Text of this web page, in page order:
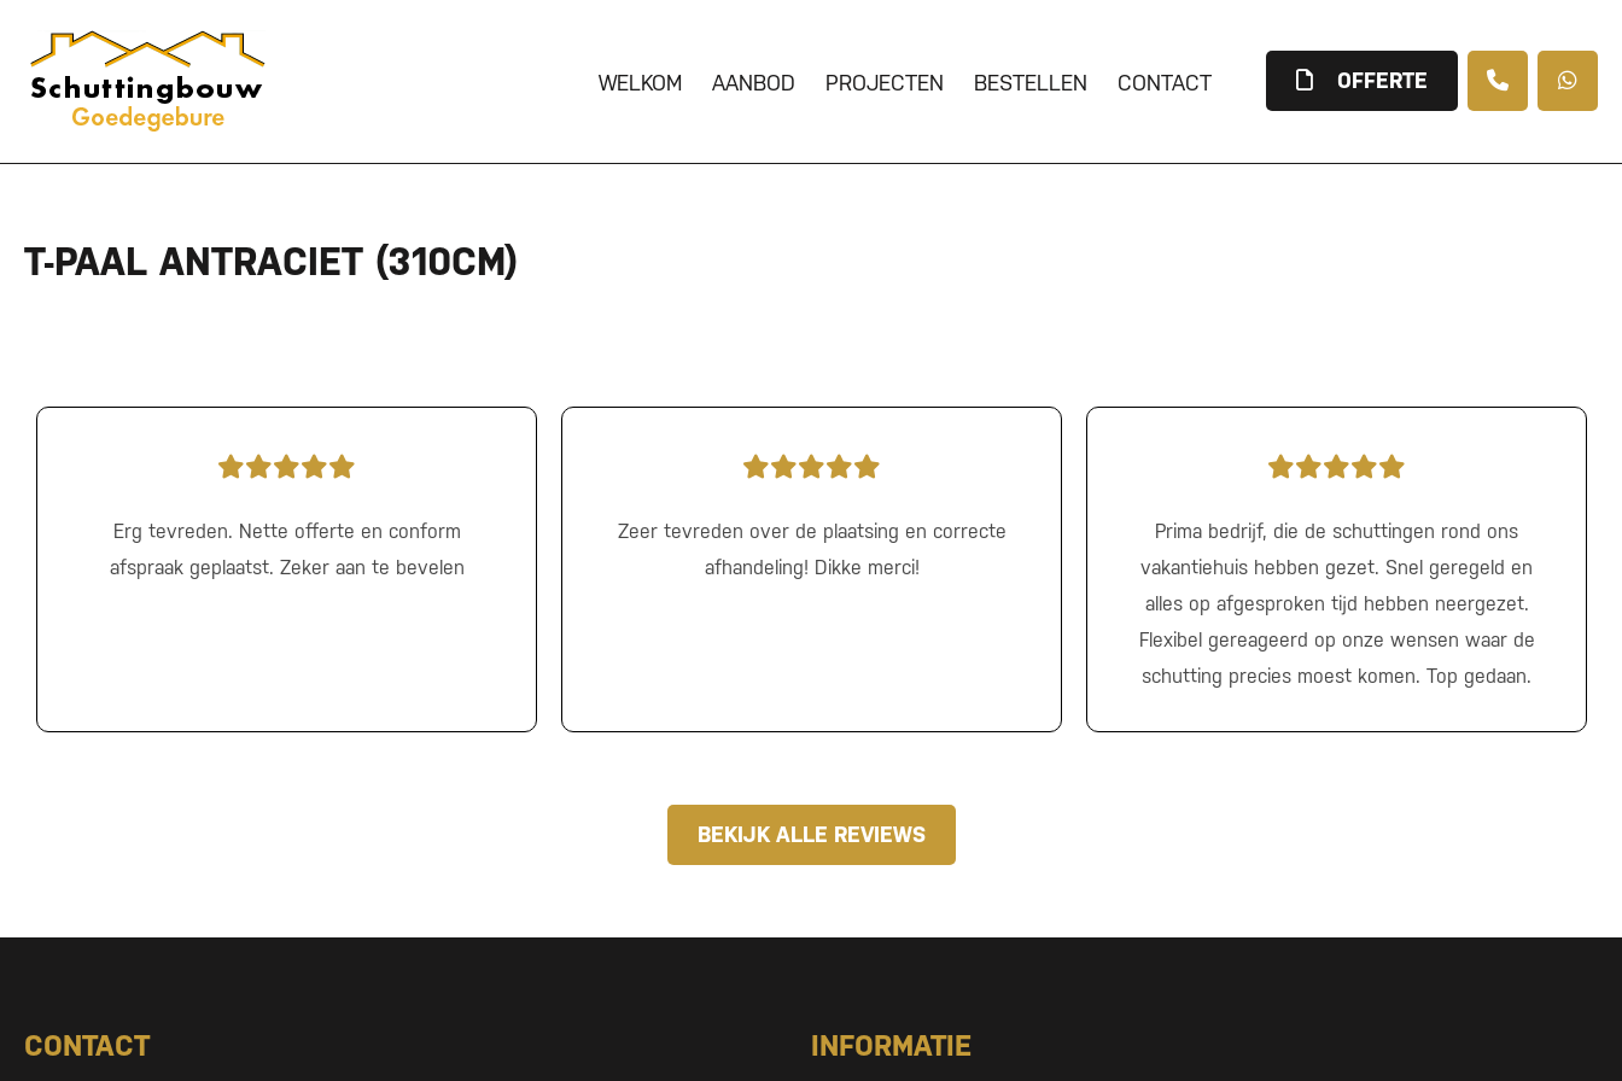
WELKOM AANBOD PROJECTEN BESTELLEN CONTACT OFFERTE
T-PAAL ANTRACIET (310CM)
Erg tevreden. Nette offerte en conform
afspraak geplaatst. Zeker aan te bevelen
Zeer tevreden over de plaatsing en correcte
afhandeling! Dikke merci!
Prima bedrijf, die de schuttingen rond ons
vakantiehuis hebben gezet. Snel geregeld en
alles op afgesproken tijd hebben neergezet.
Flexibel gereageerd op onze wensen waar de
schutting precies moest komen. Top gedaan.
BEKIJK ALLE REVIEWS
CONTACT INFORMATIE